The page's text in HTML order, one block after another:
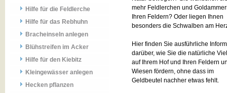
Hilfe für die Feldlerche
Hilfe für das Rebhuhn
Bracheinseln anlegen
Blühstreifen im Acker
Hilfe für den Kiebitz
Kleingewässer anlegen
Hecken pflanzen
mehr Feldlerchen und
Ihren Feldern? Oder liegen Ihnen
besonders die Schwalben am
Hier finden Sie ausführliche
darüber, wie Sie die natürliche
auf Ihrem Hof und Ihren Feldern
Wiesen fördern, ohne dass im
Geldbeutel nachher etwas fehlt.